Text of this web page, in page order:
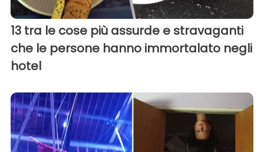
13 tra le cose più assurde e stravaganti
che le persone hanno immortalato negli
hotel